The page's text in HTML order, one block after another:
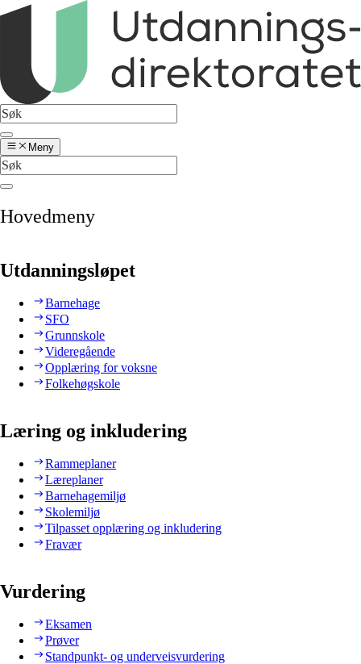
Meny
Hovedmeny
Utdanningsløpet
Barnehage
SFO
Grunnskole
Videregående
Opplæring for voksne
Folkehøgskole
Læring og inkludering
Rammeplaner
Læreplaner
Barnehagemiljø
Skolemiljø
Tilpasset opplæring og inkludering
Fravær
Vurdering
Eksamen
Prøver
Standpunkt- og underveisvurdering